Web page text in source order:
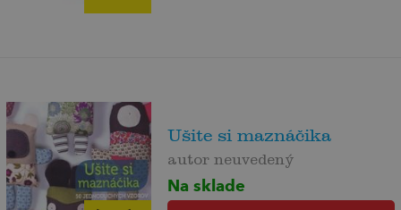
Ušite si maznáčika
autor neuvedený
Na sklade